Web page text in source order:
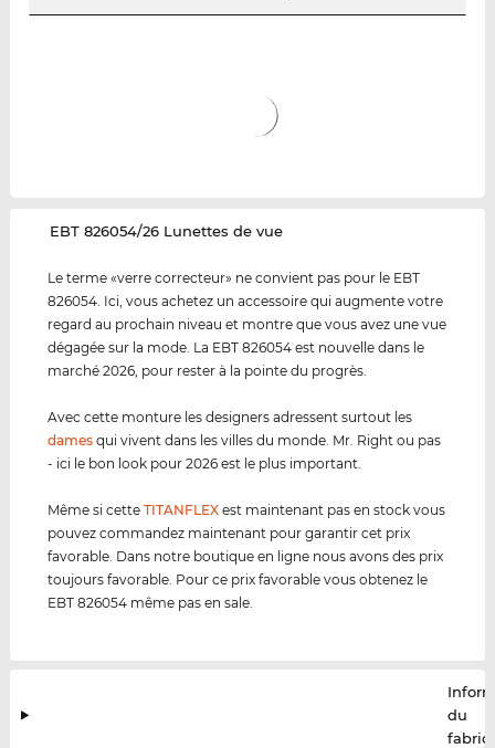
‌EBT 826054/26 Lunettes de vue
Le terme «verre correcteur» ne convient pas pour le EBT
826054. Ici, vous achetez un accessoire qui augmente votre
regard au prochain niveau et montre que vous avez une vue
dégagée sur la mode. La EBT 826054 est nouvelle dans le
marché 2026, pour rester à la pointe du progrès.
Avec cette monture les designers adressent surtout les
dames qui vivent dans les villes du monde. Mr. Right ou pas
- ici le bon look pour 2026 est le plus important.
Même si cetteTITANFLEX est maintenant pas en stock vous
pouvez commandez maintenant pour garantir cet prix
favorable. Dans notre boutique en ligne nous avons des prix
toujours favorable. Pour ce prix favorable vous obtenez le
EBT 826054 même pas en sale.
du